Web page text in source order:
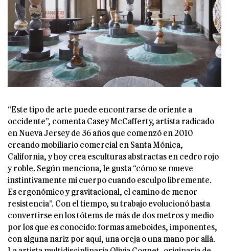
“Este tipo de arte puede encontrarse de oriente a
occidente”, comenta Casey McCafferty, artista radicado
en Nueva Jersey de 36 años que comenzó en 2010
creando mobiliario comercial en Santa Mónica,
California, y hoy crea esculturas abstractas en cedro rojo
y roble. Según menciona, le gusta “cómo se mueve
instintivamente mi cuerpo cuando esculpo libremente.
Es ergonómico y gravitacional, el camino de menor
resistencia”. Con el tiempo, su trabajo evolucionó hasta
convertirse en los tótems de más de dos metros y medio
por los que es conocido: formas ameboides, imponentes,
con alguna nariz por aquí, una oreja o una mano por allá.